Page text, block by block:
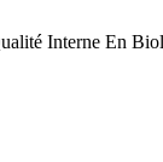
Interne En